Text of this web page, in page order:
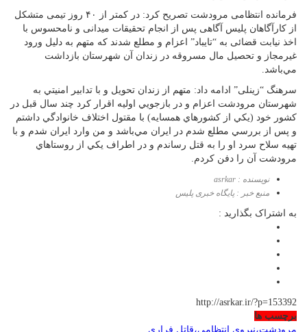
فرمانده انتظامی مرودشت تصریح کرد: در كمتر از ۴۰ روز تیمی متشکل
از کارآگاهان پلیس آگاهی پس از انجام تحقیقات میدانی و نامحسوس با
اخذ نیابت قضائی به “تایباد” اعزام و مطلع شدند كه متهم به دليل ورود
غيرمجاز و تحصيل مال مسروقه در زندان آن شهرستان بازداشت
مي‌باشد.
سرهنگ “زینلی” ادامه داد: متهم از زندان تحويل و با تدابير امنيتي به
شهرستان مرودشت اعزام و در بازجويي اوليه اقرار كرد چند سال قبل در
كشور خود (يكي از كشورهاي همسايه) با مقتول اختلاف خانوادگي داشتم
و پس از بررسي مطلع شدم در ايران مي‌باشد و من وارد ايران شدم و با
تهيه سلاح سرد او را به قتل رساندم و در اطراف يكي از روستاهاي
مرودشت آن را دفن كردم.
نویسنده : asrkar
منبع خبر : پایگاه خبری پلیس
به اشتراک بگذارید :
http://asrkar.ir/?p=153392
برچسب ها
مرودشت،نیروی انتظامی،قاتل فراری